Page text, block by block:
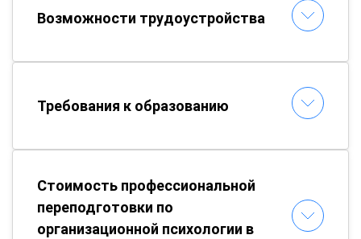
Возможности трудоустройства
Требования к образованию
Стоимость профессиональной
переподготовки по
организационной психологии в